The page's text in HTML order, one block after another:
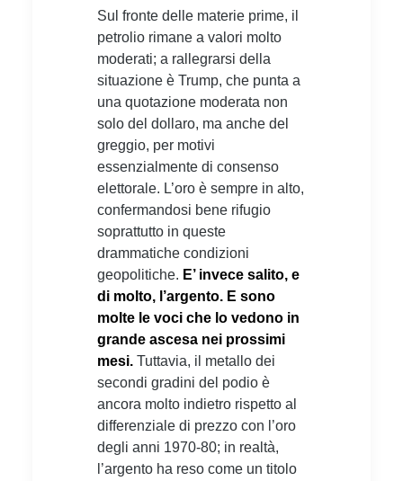
Sul fronte delle materie prime, il
petrolio rimane a valori molto
moderati; a rallegrarsi della
situazione è Trump, che punta a
una quotazione moderata non
solo del dollaro, ma anche del
greggio, per motivi
essenzialmente di consenso
elettorale. L’oro è sempre in alto,
confermandosi bene rifugio
soprattutto in queste
drammatiche condizioni
geopolitiche. E’ invece salito, e
di molto, l’argento. E sono
molte le voci che lo vedono in
grande ascesa nei prossimi
mesi. Tuttavia, il metallo dei
secondi gradini del podio è
ancora molto indietro rispetto al
differenziale di prezzo con l’oro
degli anni 1970-80; in realtà,
l’argento ha reso come un titolo